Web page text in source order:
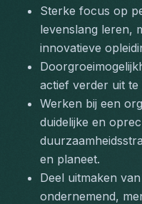
Sterke focus op
levenslang leren,
innovatieve
actief verder uit te
Werken bij een
duidelijke en
en planeet.
Deel uitmaken
ondernemend,